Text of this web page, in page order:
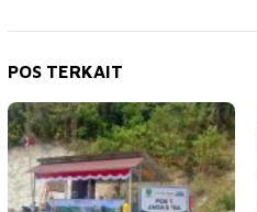
POS TERKAIT